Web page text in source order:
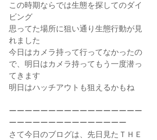
この時期ならでは生態を探してのダイ
ビング
思ってた場所に狙い通り生態行動が見
れました
今日はカメラ持って行ってなかったの
で、明日はカメラ持ってもう一度潜っ
てきます
明日はハッチアウトも狙えるかもね
ーーーーーーーーーーーーーーーーー
ーーーーーーーーーーーーーーー
さて今日のブログは、先日見たＴＨＥ